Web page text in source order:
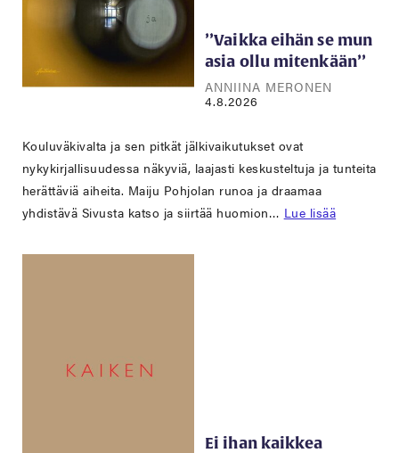
’’Vaikka eihän se mun
asia ollu mitenkään’’
ANNIINA MERONEN
4.8.2026
Kouluväkivalta ja sen pitkät jälkivaikutukset ovat
nykykirjallisuudessa näkyviä, laajasti keskusteltuja ja tunteita
herättäviä aiheita. Maiju Pohjolan runoa ja draamaa
yhdistävä Sivusta katso ja siirtää huomion… Lue lisää
Ei ihan kaikkea